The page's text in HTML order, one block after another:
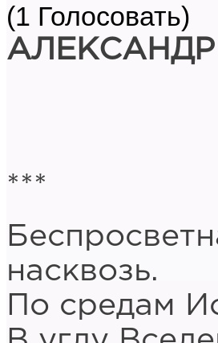
(1 Голосовать)
АЛЕКСАНДР
***
насквозь.
По средам